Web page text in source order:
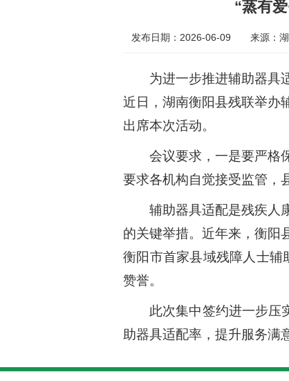
“蒸有
发布日期：2026-06-09 来源：
为进一步推进辅助器具
近日，湖南衡阳县残联举办
出席本次活动。
会议要求，一是要严格
要求各机构自觉接受监管，
辅助器具适配是残疾人
的关键举措。近年来，衡阳
衡阳市首家县域残障人士辅
赞誉。
此次集中签约进一步压
助器具适配率，提升服务满